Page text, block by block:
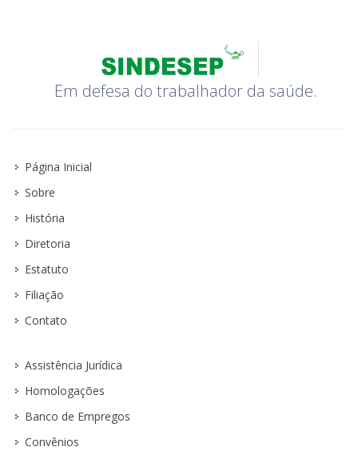
Em defesa do trabalhador da saúde.
Página Inicial
Sobre
História
Diretoria
Estatuto
Filiação
Contato
Assistência Jurídica
Homologações
Banco de Empregos
Convênios